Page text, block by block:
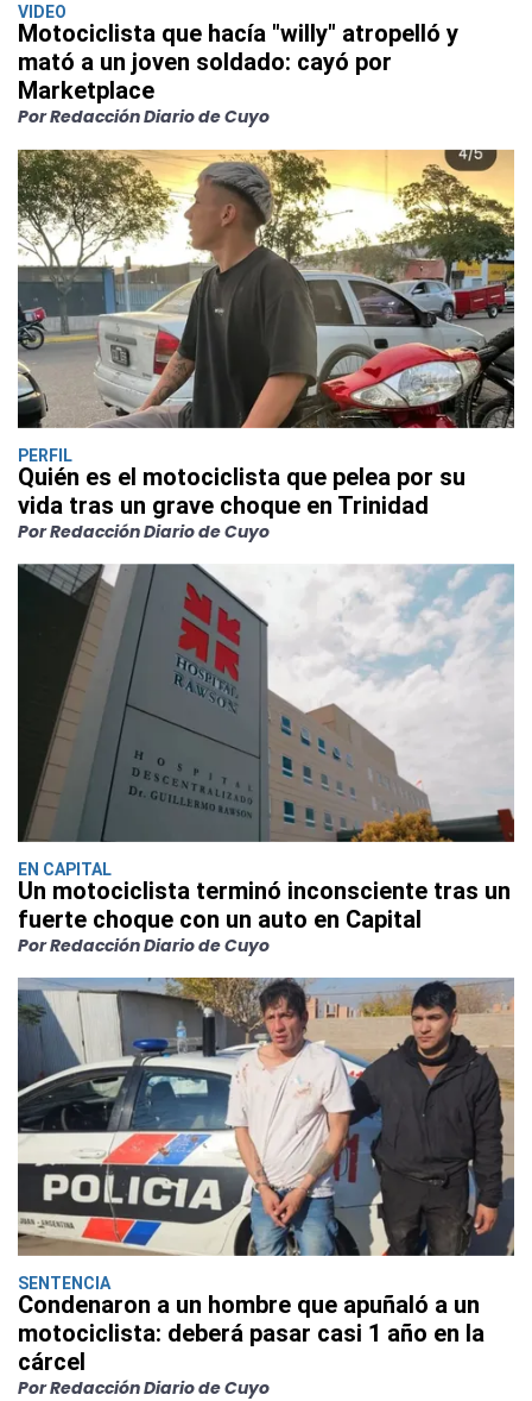
VIDEO
Motociclista que hacía "willy" atropelló y
mató a un joven soldado: cayó por
Marketplace
Por Redacción Diario de Cuyo
PERFIL
Quién es el motociclista que pelea por su
vida tras un grave choque en Trinidad
Por Redacción Diario de Cuyo
EN CAPITAL
Un motociclista terminó inconsciente tras un
fuerte choque con un auto en Capital
Por Redacción Diario de Cuyo
SENTENCIA
Condenaron a un hombre que apuñaló a un
motociclista: deberá pasar casi 1 año en la
cárcel
Por Redacción Diario de Cuyo